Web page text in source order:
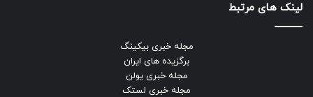
لینک های مرتبط
مجله خبری بیکینگ
برگزیده های ایران
مجله خبری یولن
مجله خبری لستک